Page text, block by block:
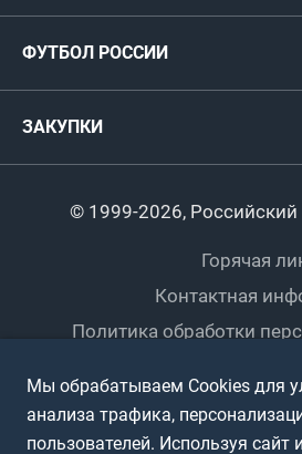
Титулы и трофеи
Международные
Турниры клубов
Регионы
ФУТБОЛ РОССИИ
Пляжный
Интерактивный
ЗАКУПКИ
© 1999-2026,
Горячая
Контактная
Политика обработки
Полная
Мы обрабатываем Cookies для
анализа трафика,
пользователей. Используя сайт